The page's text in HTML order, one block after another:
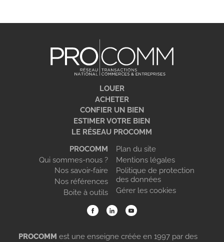
LOUER
ACHETER
CONFIER UN BIEN
ESTIMER VOTRE BIEN
LE RÉSEAU PROCOMM
PROCOMM
Qui sommes-nous ?
Nos savoir-faire
Nos références
Boite à outils
Plan du site
Mentions légales
Politique de protection
des données
Gérer les cookies
PROCOMM est une enseigne créée en 1997 par des